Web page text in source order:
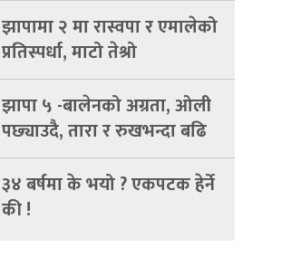
झापामा २ मा रास्वपा र एमालेको
प्रतिस्पर्धा, माटो तेश्रो
झापा ५ -बालेनको अग्रता, ओली
पछ्याउदै, तारा र रुखभन्दा बढि
माटोमा मत
३४ बर्षमा के भयो ? एकपटक हेर्ने
की !